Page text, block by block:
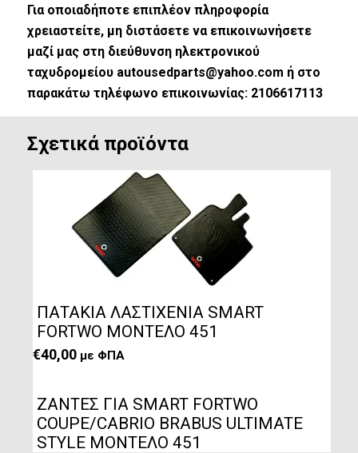
Για οποιαδήποτε επιπλέον πληροφορία
χρειαστείτε, μη διστάσετε να επικοινωνήσετε
μαζί μας στη διεύθυνση ηλεκτρονικού
ταχυδρομείου autousedparts@yahoo.com ή στο
παρακάτω τηλέφωνο επικοινωνίας: 2106617113
Σχετικά προϊόντα
ΠΑΤΑΚΙΑ ΛΑΣΤΙΧΕΝΙΑ SMART
FORTWO ΜΟΝΤΕΛΟ 451
€40,00 με ΦΠΑ
ΖΑΝΤΕΣ ΓΙΑ SMART FORTWO
COUPE/CABRIO BRABUS ULTIMATE
STYLE ΜΟΝΤΕΛΟ 451